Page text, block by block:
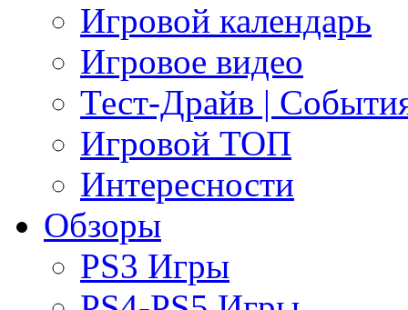
Игровой календарь
Игровое видео
Тест-Драйв |
Игровой ТОП
Интересности
Обзоры
PS3 Игры